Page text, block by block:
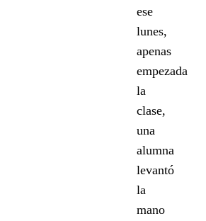
ese
lunes,
apenas
empezada
la
clase,
una
alumna
levantó
la
mano